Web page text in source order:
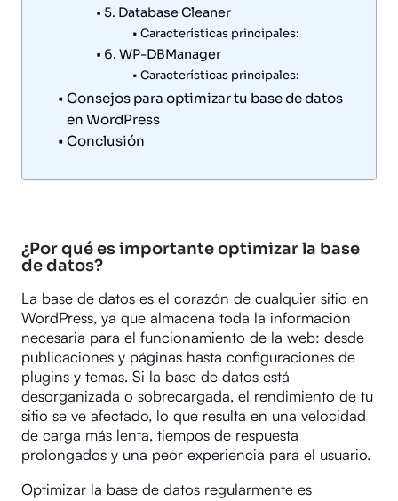
5. Database Cleaner
Características principales:
6. WP-DBManager
Características principales:
Consejos para optimizar tu base de datos
en WordPress
Conclusión
¿Por qué es importante optimizar la base
de datos?
La base de datos es el corazón de cualquier sitio en
WordPress, ya que almacena toda la información
necesaria para el funcionamiento de la web: desde
publicaciones y páginas hasta configuraciones de
plugins y temas. Si la base de datos está
desorganizada o sobrecargada, el rendimiento de tu
sitio se ve afectado, lo que resulta en una velocidad
de carga más lenta, tiempos de respuesta
prolongados y una peor experiencia para el usuario.
Optimizar la base de datos regularmente es